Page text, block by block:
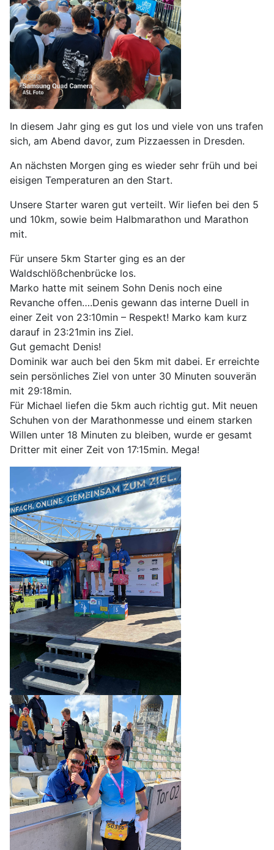
In diesem Jahr ging es gut los und viele von uns trafen
sich, am Abend davor, zum Pizzaessen in Dresden.
An nächsten Morgen ging es wieder sehr früh und bei
eisigen Temperaturen an den Start.
Unsere Starter waren gut verteilt. Wir liefen bei den 5
und 10km, sowie beim Halbmarathon und Marathon
mit.
Für unsere 5km Starter ging es an der
Waldschlößchenbrücke los.
Marko hatte mit seinem Sohn Denis noch eine
Revanche offen….Denis gewann das interne Duell in
einer Zeit von 23:10min – Respekt! Marko kam kurz
darauf in 23:21min ins Ziel.
Gut gemacht Denis!
Dominik war auch bei den 5km mit dabei. Er erreichte
sein persönliches Ziel von unter 30 Minuten souverän
mit 29:18min.
Für Michael liefen die 5km auch richtig gut. Mit neuen
Schuhen von der Marathonmesse und einem starken
Willen unter 18 Minuten zu bleiben, wurde er gesamt
Dritter mit einer Zeit von 17:15min. Mega!